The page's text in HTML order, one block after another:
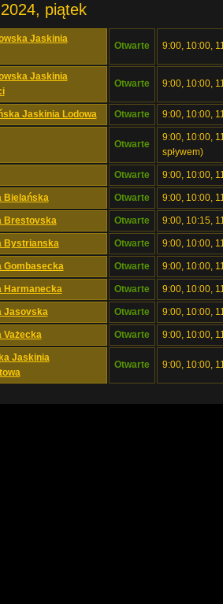
piątek
Jaskinia
Otwarte 9:00, 10:00,
Jaskinia
Otwarte 9:00, 10:00,
Jaskinia Lodowa Otwarte 9:00, 10:00,
Otwarte
9:00, 10:00,
spływem)
Otwarte 9:00, 10:00,
Bielańska Otwarte 9:00, 10:00,
Brestovska Otwarte 9:00, 10:15,
Bystrianska Otwarte 9:00, 10:00,
Gombasecka Otwarte 9:00, 10:00,
Harmanecka Otwarte 9:00, 10:00,
Jasovska Otwarte 9:00, 10:00,
Vażecka Otwarte 9:00, 10:00,
Jaskinia
Otwarte 9:00, 10:00,